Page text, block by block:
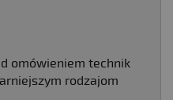
omówieniem technik
rodzajom